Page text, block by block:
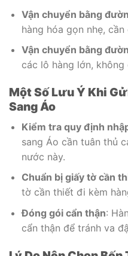
Vận chuyển bằng
hàng hóa gọn nhẹ, cần
Vận chuyển bằng
các lô hàng lớn,
Một Số Lưu Ý Khi
Sang Áo
Kiểm tra quy định
sang Áo cần tuân thủ
nước này.
Chuẩn bị giấy tờ cần
tờ cần thiết đi kèm
Đóng gói cẩn thận:
cẩn thận để tránh va